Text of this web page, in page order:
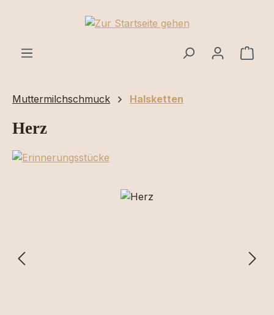
Zum Hauptinhalt springen
Muttermilchschmuck Halsketten
Herz
Bildergalerie überspringen